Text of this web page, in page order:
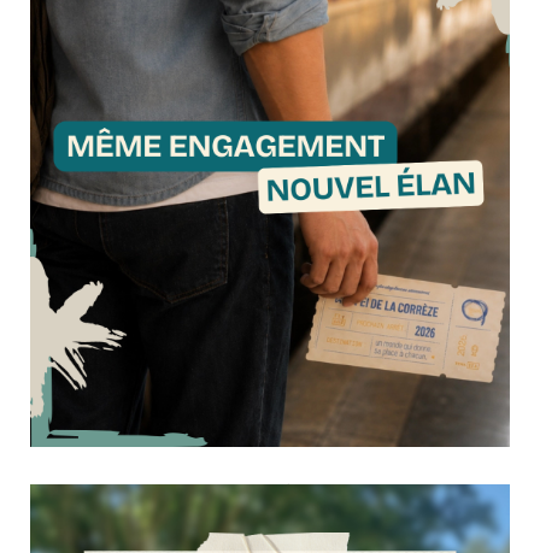
Fabienne, Marie-Hélène, Chloé et Pauline, ils ont...
✦ #Groupe….. | Prochain départ
22 juin 2026 Culture & Loisirs